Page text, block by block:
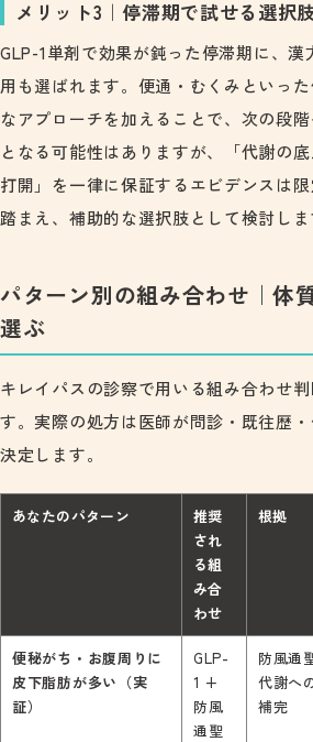
メリット3｜停滞期で試せる選択
GLP-1単剤で効果が鈍った停滞期に、漢
用も選ばれます。便通・むくみといっ
なアプローチを加えることで、次の段
となる可能性はありますが、「代謝の
打開」を一律に保証するエビデンスは
踏まえ、補助的な選択肢として検討しま
パターン別の組み合わせ｜体
選ぶ
キレイパスの診察で用いる組み合わせ
す。実際の処方は医師が問診・既往歴
決定します。
あなたのパターン
推奨
され
る組
み合
わせ
根拠
便秘がち・お腹周りに
皮下脂肪が多い（実
証）
GLP-
1 +
防風
通聖
防風通
代謝へ
補完